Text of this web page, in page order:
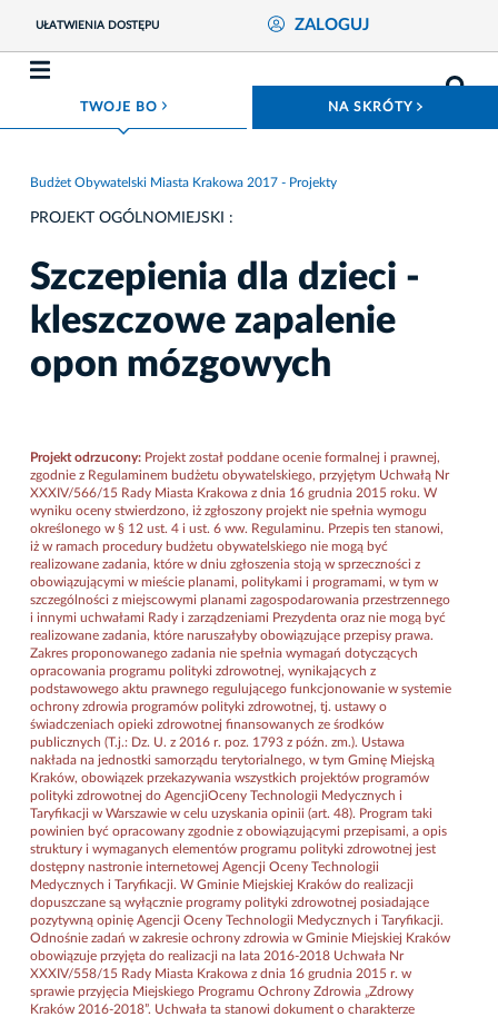
UŁATWIENIA DOSTĘPU ZALOGUJ
TWOJE BO ROZWIŃ MENU NA SKRÓTY
Budżet Obywatelski Miasta Krakowa 2017 - Projekty
PROJEKT OGÓLNOMIEJSKI :
Szczepienia dla dzieci -
kleszczowe zapalenie
opon mózgowych
Projekt odrzucony: Projekt został poddane ocenie formalnej i prawnej,
zgodnie z Regulaminem budżetu obywatelskiego, przyjętym Uchwałą Nr
XXXIV/566/15 Rady Miasta Krakowa z dnia 16 grudnia 2015 roku. W
wyniku oceny stwierdzono, iż zgłoszony projekt nie spełnia wymogu
określonego w § 12 ust. 4 i ust. 6 ww. Regulaminu. Przepis ten stanowi,
iż w ramach procedury budżetu obywatelskiego nie mogą być
realizowane zadania, które w dniu zgłoszenia stoją w sprzeczności z
obowiązującymi w mieście planami, politykami i programami, w tym w
szczególności z miejscowymi planami zagospodarowania przestrzennego
i innymi uchwałami Rady i zarządzeniami Prezydenta oraz nie mogą być
realizowane zadania, które naruszałyby obowiązujące przepisy prawa.
Zakres proponowanego zadania nie spełnia wymagań dotyczących
opracowania programu polityki zdrowotnej, wynikających z
podstawowego aktu prawnego regulującego funkcjonowanie w systemie
ochrony zdrowia programów polityki zdrowotnej, tj. ustawy o
świadczeniach opieki zdrowotnej finansowanych ze środków
publicznych (T.j.: Dz. U. z 2016 r. poz. 1793 z późn. zm.). Ustawa
nakłada na jednostki samorządu terytorialnego, w tym Gminę Miejską
Kraków, obowiązek przekazywania wszystkich projektów programów
polityki zdrowotnej do AgencjiOceny Technologii Medycznych i
Taryfikacji w Warszawie w celu uzyskania opinii (art. 48). Program taki
powinien być opracowany zgodnie z obowiązującymi przepisami, a opis
struktury i wymaganych elementów programu polityki zdrowotnej jest
dostępny nastronie internetowej Agencji Oceny Technologii
Medycznych i Taryfikacji. W Gminie Miejskiej Kraków do realizacji
dopuszczane są wyłącznie programy polityki zdrowotnej posiadające
pozytywną opinię Agencji Oceny Technologii Medycznych i Taryfikacji.
Odnośnie zadań w zakresie ochrony zdrowia w Gminie Miejskiej Kraków
obowiązuje przyjęta do realizacji na lata 2016-2018 Uchwała Nr
XXXIV/558/15 Rady Miasta Krakowa z dnia 16 grudnia 2015 r. w
sprawie przyjęcia Miejskiego Programu Ochrony Zdrowia „Zdrowy
Kraków 2016-2018”. Uchwała ta stanowi dokument o charakterze